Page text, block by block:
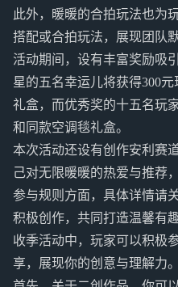
此外，暖暖的合拍玩法也为
搭配或合拍玩法，展现团队
活动期间，设有丰富奖励吸
星的五名幸运儿将获得300
礼盒，而优秀奖的十五名玩
和同款空调毯礼盒。
本次活动还设有创作安利赛
己对无限暖暖的热爱与推荐
参与规则方面，具体详情请
积极创作，共同打造温馨有
收季活动中，玩家可以积极
享，展现你的创意与理解力。